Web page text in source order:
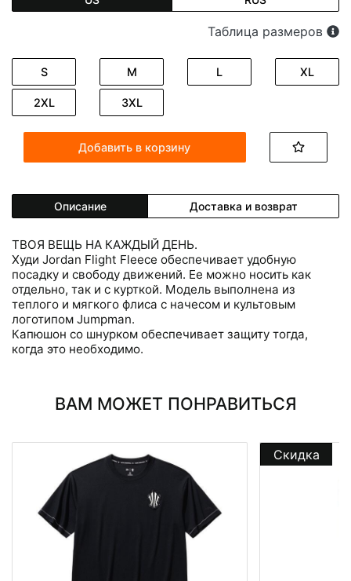
Таблица размеров
S M L XL
2XL 3XL
Добавить в корзину
Описание Доставка и возврат
ТВОЯ ВЕЩЬ НА КАЖДЫЙ ДЕНЬ.
Худи Jordan Flight Fleece обеспечивает удобную
посадку и свободу движений. Ее можно носить как
отдельно, так и с курткой. Модель выполнена из
теплого и мягкого флиса с начесом и культовым
логотипом Jumpman.
Капюшон со шнурком обеспечивает защиту тогда,
когда это необходимо.
ВАМ МОЖЕТ ПОНРАВИТЬСЯ
Скидка